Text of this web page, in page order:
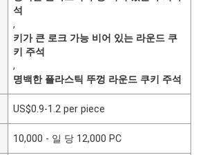
석
,
키가 큰 로크 가능 비어 있는 라운드 쿠
키 주석
,
명백한 플라스틱 뚜껑 라운드 쿠키 주석
US$0.9-1.2 per piece
10,000 - 일 당 12,000 PC